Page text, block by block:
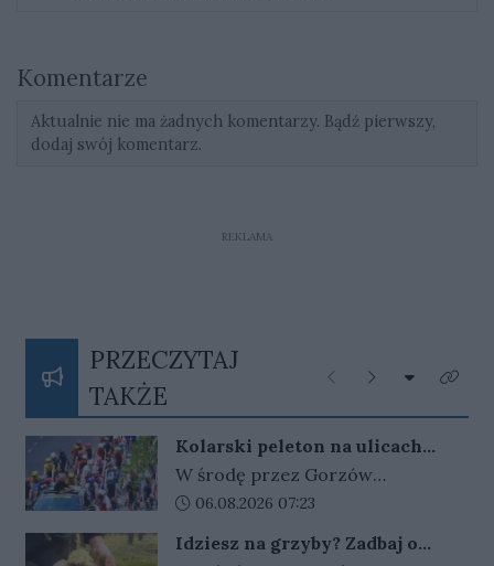
Komentarze
Aktualnie nie ma żadnych komentarzy. Bądź pierwszy,
dodaj swój komentarz.
REKLAMA
PRZECZYTAJ
TAKŻE
Poprzednie
Następne
Rozwiń
Kliknij
Kolarski peleton na ulicach
Gorzowa
W środę przez Gorzów
przejechali uczestnicy Tour de
ulicach miasta w ramach
Data dodania artykułu:
06.08.2026 07:23
Idziesz na grzyby? Zadbaj o